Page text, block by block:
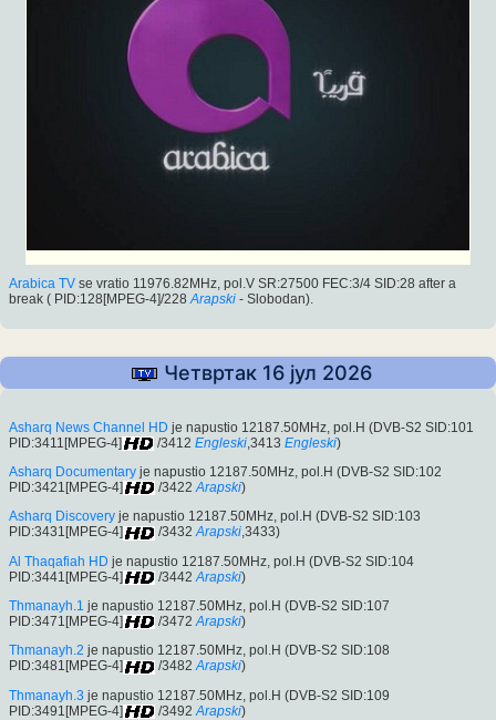
Arabica TV se vratio 11976.82MHz, pol.V SR:27500 FEC:3/4 SID:28 after a
break ( PID:128[MPEG-4]/228 Arapski - Slobodan).
Четвртак 16 јул 2026
Asharq News Channel HD je napustio 12187.50MHz, pol.H (DVB-S2 SID:101
PID:3411[MPEG-4]
/3412 Engleski ,3413 Engleski)
Asharq Documentary je napustio 12187.50MHz, pol.H (DVB-S2 SID:102
PID:3421[MPEG-4]
/3422 Arapski)
Asharq Discovery je napustio 12187.50MHz, pol.H (DVB-S2 SID:103
PID:3431[MPEG-4]
/3432 Arapski,3433)
Al Thaqafiah HD je napustio 12187.50MHz, pol.H (DVB-S2 SID:104
PID:3441[MPEG-4]
/3442 Arapski)
Thmanayh.1 je napustio 12187.50MHz, pol.H (DVB-S2 SID:107
PID:3471[MPEG-4]
/3472 Arapski)
Thmanayh.2 je napustio 12187.50MHz, pol.H (DVB-S2 SID:108
PID:3481[MPEG-4]
/3482 Arapski)
Thmanayh.3 je napustio 12187.50MHz, pol.H (DVB-S2 SID:109
PID:3491[MPEG-4]
/3492 Arapski)